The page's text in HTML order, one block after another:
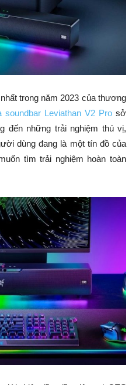
trong năm 2023 của thương
soundbar Leviathan V2 Prosở
đến những trải nghiệm thú vị,
dùng đang là một tín đồ của
tìm trải nghiệm hoàn toàn